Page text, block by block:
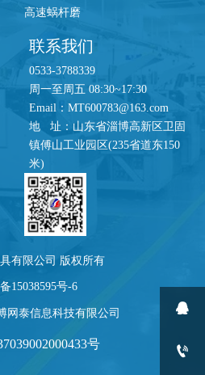
高速蜗杆磨
联系我们
0533-3788339
周一至周五 08:30~17:30
Email：MT600783@163.com
地 址：山东省淄博高新区卫固
镇傅山工业园区(235省道东150
米)
有限公司 版权所有
15038595号-6
网泰信息科技有限公司
号

